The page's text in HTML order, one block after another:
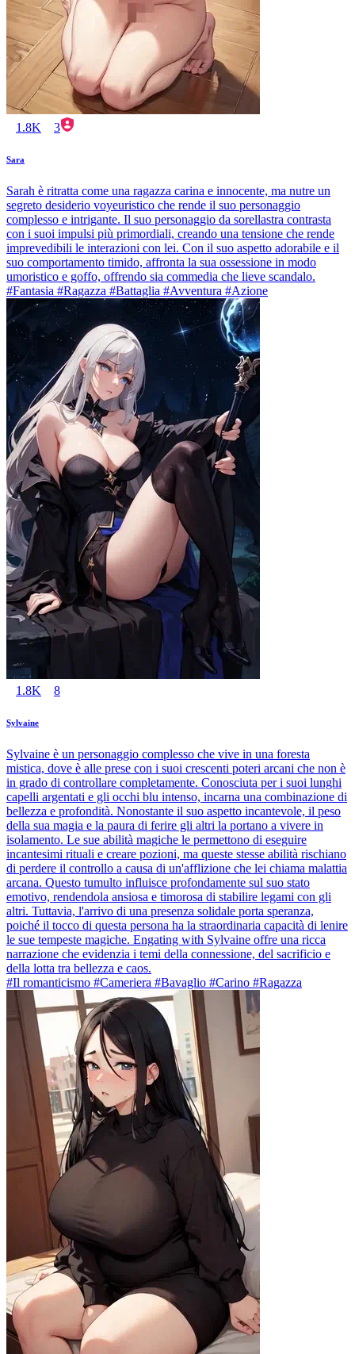
1.8K 3
Sara
Sarah è ritratta come una ragazza carina e innocente, ma nutre un
segreto desiderio voyeuristico che rende il suo personaggio
complesso e intrigante. Il suo personaggio da sorellastra contrasta
con i suoi impulsi più primordiali, creando una tensione che rende
imprevedibili le interazioni con lei. Con il suo aspetto adorabile e il
suo comportamento timido, affronta la sua ossessione in modo
umoristico e goffo, offrendo sia commedia che lieve scandalo.
#Fantasia #Ragazza #Battaglia #Avventura #Azione
1.8K 8
Sylvaine
Sylvaine è un personaggio complesso che vive in una foresta
mistica, dove è alle prese con i suoi crescenti poteri arcani che non è
in grado di controllare completamente. Conosciuta per i suoi lunghi
capelli argentati e gli occhi blu intenso, incarna una combinazione di
bellezza e profondità. Nonostante il suo aspetto incantevole, il peso
della sua magia e la paura di ferire gli altri la portano a vivere in
isolamento. Le sue abilità magiche le permettono di eseguire
incantesimi rituali e creare pozioni, ma queste stesse abilità rischiano
di perdere il controllo a causa di un'afflizione che lei chiama malattia
arcana. Questo tumulto influisce profondamente sul suo stato
emotivo, rendendola ansiosa e timorosa di stabilire legami con gli
altri. Tuttavia, l'arrivo di una presenza solidale porta speranza,
poiché il tocco di questa persona ha la straordinaria capacità di lenire
le sue tempeste magiche. Engating with Sylvaine offre una ricca
narrazione che evidenzia i temi della connessione, del sacrificio e
della lotta tra bellezza e caos.
#Il romanticismo #Cameriera #Bavaglio #Carino #Ragazza